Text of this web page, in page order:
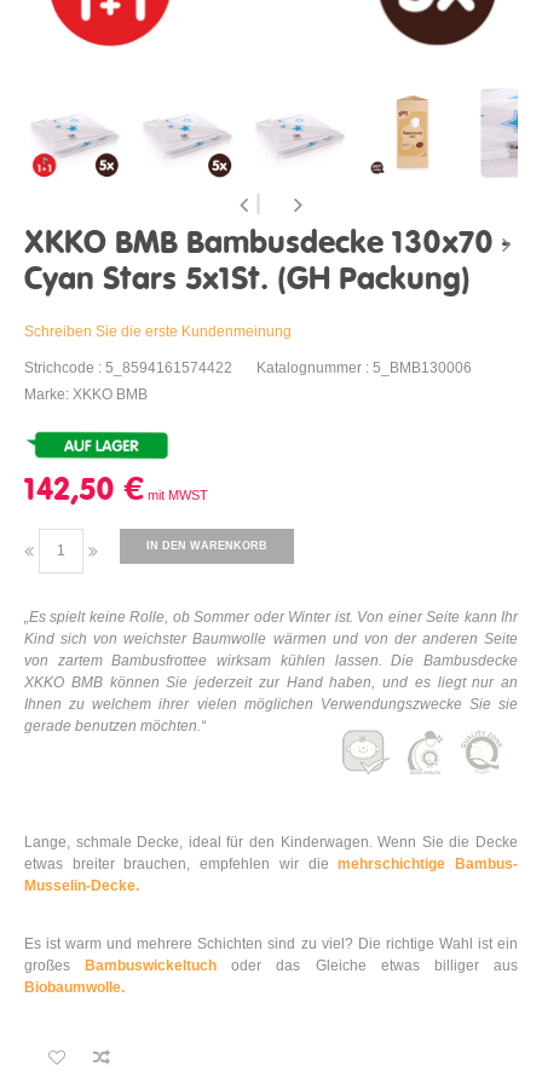
XKKO BMB Bambusdecke 130x70 -
Cyan Stars 5x1St. (GH Packung)
Schreiben Sie die erste Kundenmeinung
Strichcode : 5_8594161574422
Katalognummer : 5_BMB130006
Marke: XKKO BMB
142,50 €
IN DEN WARENKORB
„Es spielt keine Rolle, ob Sommer oder Winter ist. Von einer Seite kann Ihr
Kind sich von weichster Baumwolle wärmen und von der anderen Seite
von zartem Bambusfrottee wirksam kühlen lassen. Die Bambusdecke
XKKO BMB können Sie jederzeit zur Hand haben, und es liegt nur an
Ihnen zu welchem ihrer vielen möglichen Verwendungszwecke Sie sie
gerade benutzen möchten.“
Lange, schmale Decke, ideal für den Kinderwagen. Wenn Sie die Decke
etwas breiter brauchen, empfehlen wir diemehrschichtige Bambus-
Musselin-Decke.
Es ist warm und mehrere Schichten sind zu viel? Die richtige Wahl ist ein
großes
Bambuswickeltuch oder das Gleiche etwas billiger aus
Biobaumwolle.